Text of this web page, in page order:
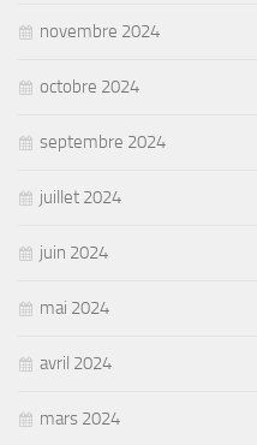
novembre 2024
octobre 2024
septembre 2024
juillet 2024
juin 2024
mai 2024
avril 2024
mars 2024